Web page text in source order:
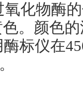
化物酶
。颜色
酶标仪在